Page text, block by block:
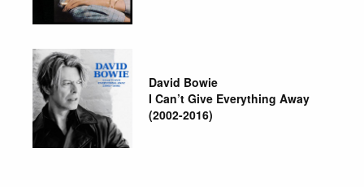
David Bowie
I Can’t Give Everything Away
(2002-2016)